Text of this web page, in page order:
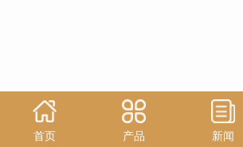
首页 产品 新闻